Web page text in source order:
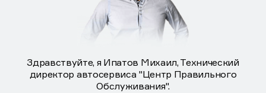
Здравствуйте, я Ипатов Михаил, Технический
директор автосервиса "Центр Правильного
Обслуживания".